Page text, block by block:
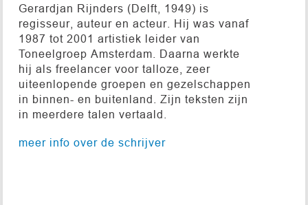
Gerardjan Rijnders (Delft, 1949) is
regisseur, auteur en acteur. Hij was vanaf
1987 tot 2001 artistiek leider van
Toneelgroep Amsterdam. Daarna werkte
hij als freelancer voor talloze, zeer
uiteenlopende groepen en gezelschappen
in binnen- en buitenland. Zijn teksten zijn
in meerdere talen vertaald.
meer info over de schrijver